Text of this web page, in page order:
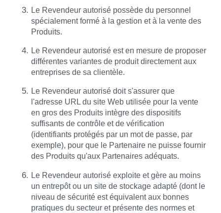
Le Revendeur autorisé possède du personnel
spécialement formé à la gestion et à la vente des
Produits.
Le Revendeur autorisé est en mesure de proposer
différentes variantes de produit directement aux
entreprises de sa clientèle.
Le Revendeur autorisé doit s'assurer que
l'adresse URL du site Web utilisée pour la vente
en gros des Produits intègre des dispositifs
suffisants de contrôle et de vérification
(identifiants protégés par un mot de passe, par
exemple), pour que le Partenaire ne puisse fournir
des Produits qu'aux Partenaires adéquats.
Le Revendeur autorisé exploite et gère au moins
un entrepôt ou un site de stockage adapté (dont le
niveau de sécurité est équivalent aux bonnes
pratiques du secteur et présente des normes et